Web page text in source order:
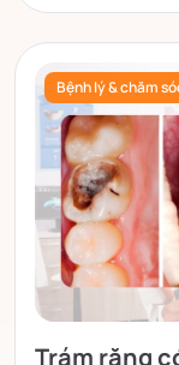
Bệnh lý & chăm
Trám răng